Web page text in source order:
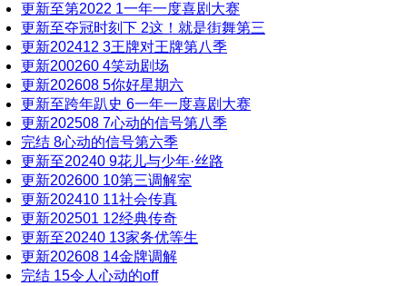
20231218
20231219
20231220
20231221
20231222
20231223
20231224
20231225
20231226
20231227
20231228
180405期
180406期
180407期
180409期
180410期
180411期
180412期
180413期
180414期
180415期
180325期
180326期
180327期
180329期
180330期
180331期
180401期
180402期
180403期
180404期
更新至第2022 1一年一度喜剧大赛
更新至夺冠时刻下 2这！就是街舞第三
更新202412 3王牌对王牌第八季
更新200260 4笑动剧场
更新202608 5你好星期六
更新至跨年趴史 6一年一度喜剧大赛
更新202508 7心动的信号第八季
完结 8心动的信号第六季
更新至20240 9花儿与少年·丝路
更新202600 10第三调解室
更新202410 11社会传真
更新202501 12经典传奇
更新至20240 13家务优等生
更新202608 14金牌调解
完结 15令人心动的off